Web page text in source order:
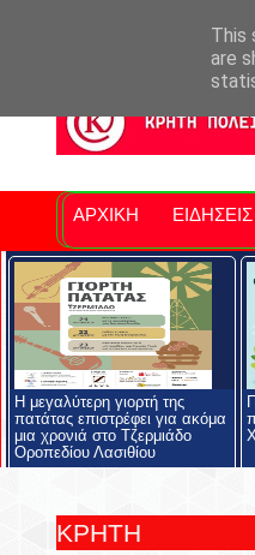
Νομός
ΑΡΧΙΚΗ ΕΙΔΗΣΕΙΣ
Η μεγαλύτερη γιορτή της
πατάτας επιστρέφει για ακόμα
μια χρονιά στο Τζερμιάδο
Οροπεδίου Λασιθίου
ΚΡΗΤΗ
This
are